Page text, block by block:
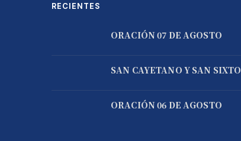
RECIENTES
ORACIÓN 07 DE AGOSTO
SAN CAYETANO Y SAN SIXTO
ORACIÓN 06 DE AGOSTO